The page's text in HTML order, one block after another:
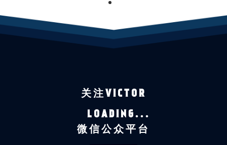
1
关注VICTOR
LOADING...
微信公众平台